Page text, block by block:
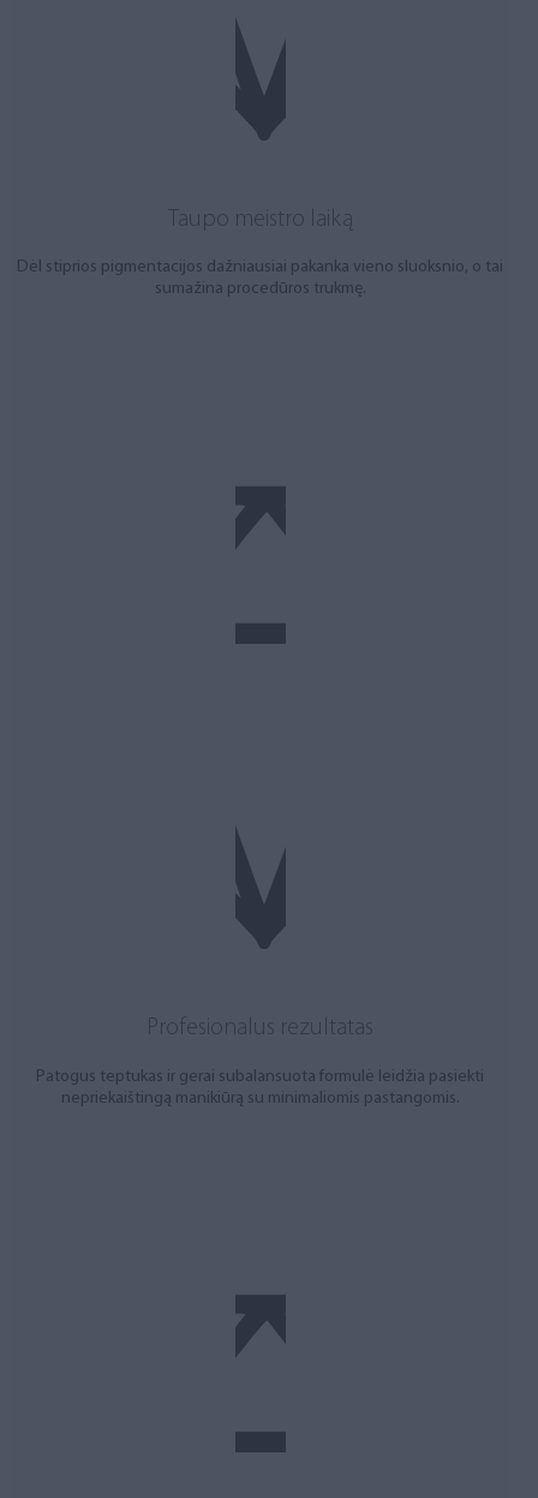
Taupo meistro laiką
Dėl stiprios pigmentacijos dažniausiai pakanka vieno sluoksnio, o tai
sumažina procedūros trukmę.
Profesionalus rezultatas
Patogus teptukas ir gerai subalansuota formulė leidžia pasiekti
nepriekaištingą manikiūrą su minimaliomis pastangomis.